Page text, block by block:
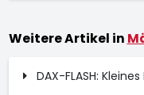
Weitere Artikel in
DAX-FLASH: